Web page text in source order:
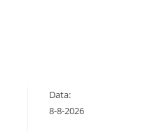
Data:
8-8-2026